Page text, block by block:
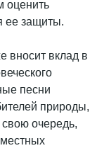
оценить
ее защиты.
вносит вклад в
песни
природы,
свою очередь,